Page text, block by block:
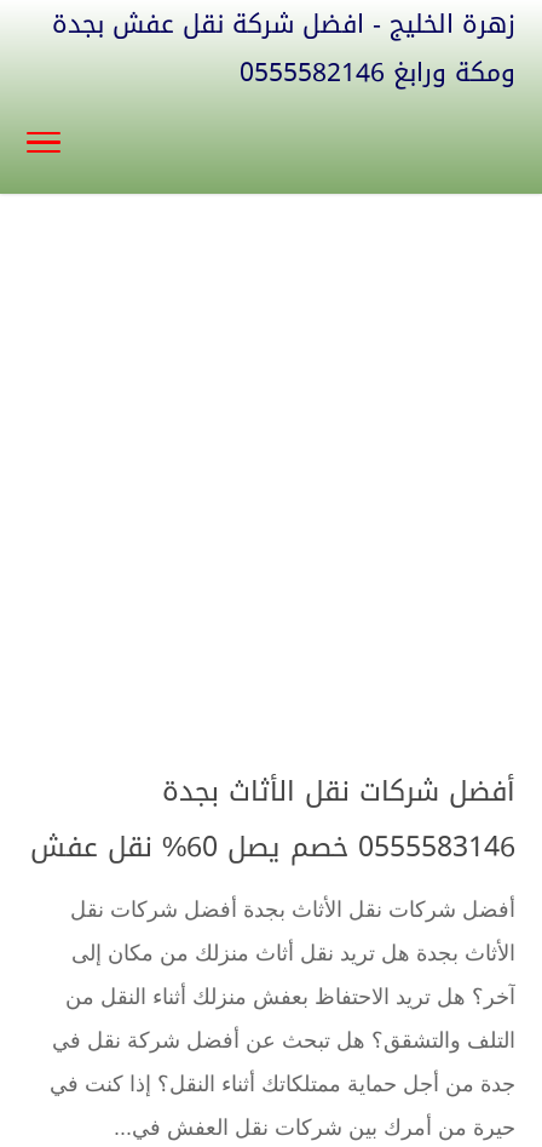
زهرة الخليج - افضل شركة نقل عفش بجدة
ومكة ورابغ 0555582146
أفضل شركات نقل الأثاث بجدة
0555583146 خصم يصل 60% نقل عفش
أفضل شركات نقل الأثاث بجدة أفضل شركات نقل
الأثاث بجدة هل تريد نقل أثاث منزلك من مكان إلى
آخر؟ هل تريد الاحتفاظ بعفش منزلك أثناء النقل من
التلف والتشقق؟ هل تبحث عن أفضل شركة نقل في
جدة من أجل حماية ممتلكاتك أثناء النقل؟ إذا كنت في
حيرة من أمرك بين شركات نقل العفش في...